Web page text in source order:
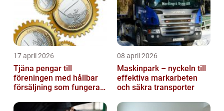
17 april 2026
Tjäna pengar till
föreningen med hållbar
försäljning som fungerar
08 april 2026
Maskinpark – nyckeln till
effektiva markarbeten
och säkra transporter